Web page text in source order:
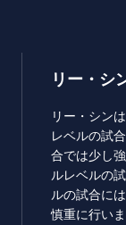
リー・シ
リー・シン
レベルの試
合では少し
ルレベルの
ルの試合に
慎重に行い